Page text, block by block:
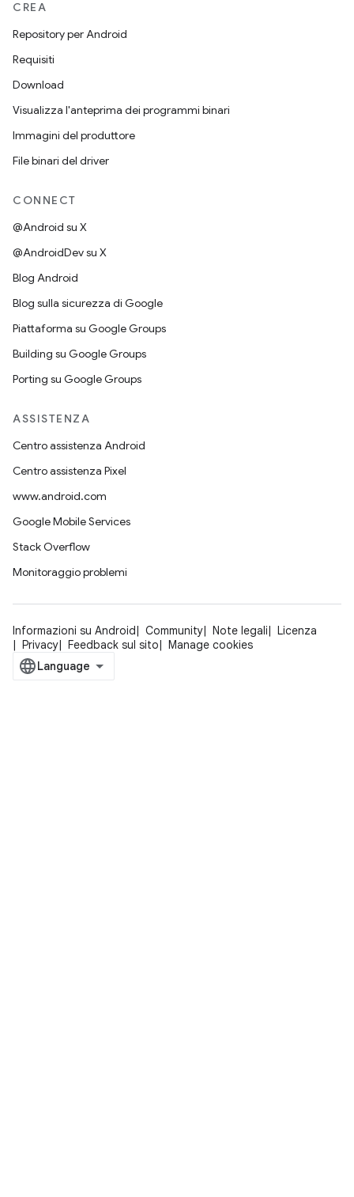
CREA
Repository per Android
Requisiti
Download
Visualizza l'anteprima dei programmi binari
Immagini del produttore
File binari del driver
CONNECT
@Android su X
@AndroidDev su X
Blog Android
Blog sulla sicurezza di Google
Piattaforma su Google Groups
Building su Google Groups
Porting su Google Groups
ASSISTENZA
Centro assistenza Android
Centro assistenza Pixel
www.android.com
Google Mobile Services
Stack Overflow
Monitoraggio problemi
Informazioni su Android Community Note legali
Licenza
Privacy
Feedback sul sito Manage cookies